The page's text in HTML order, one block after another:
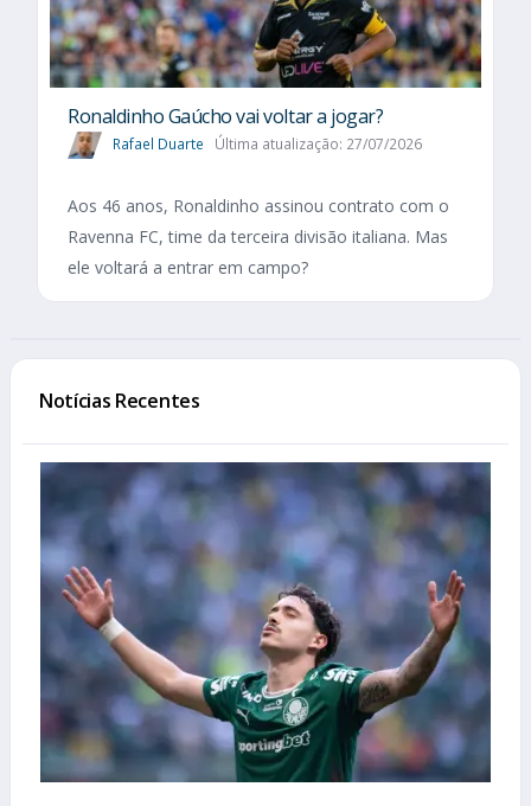
Ronaldinho Gaúcho vai voltar a jogar?
Rafael Duarte Última atualização: 27/07/2026
Aos 46 anos, Ronaldinho assinou contrato com o
Ravenna FC, time da terceira divisão italiana. Mas
ele voltará a entrar em campo?
Notícias Recentes